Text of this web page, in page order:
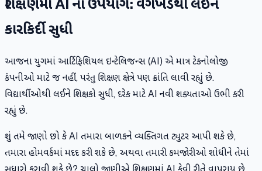
શિક્ષણમાં AI નો ઉપયોગ: વર્ગખંડથી લઈને
કારકિર્દી સુધી
આજના યુગમાં આર્ટિફિશિયલ ઇન્ટેલિજન્સ (AI) એ માત્ર ટેકનોલોજી
કંપનીઓ માટે જ નહીં, પરંતુ શિક્ષણ ક્ષેત્રે પણ ક્રાંતિ લાવી રહ્યું છે.
વિદ્યાર્થીઓથી લઈને શિક્ષકો સુધી, દરેક માટે AI નવી શક્યતાઓ ઉભી કરી
રહ્યું છે.
શું તમે જાણો છો કે AI તમારા બાળકને વ્યક્તિગત ટ્યુટર આપી શકે છે,
તમારા હોમવર્કમાં મદદ કરી શકે છે, અથવા તમારી કમજોરીઓ શોધીને તેમાં